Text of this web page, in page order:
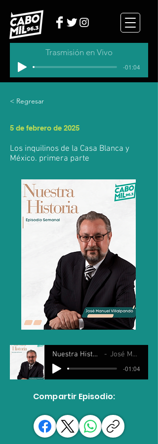
Trasmisión en Vivo
-01:04
< Regresar
5 de febrero de 2025
Los inquilinos de la Casa Blanca y
México. primera parte
Nuestra Historia 05 Febrero 2025 José Manuel Villalpando
-01:04
Compartir Episodio: